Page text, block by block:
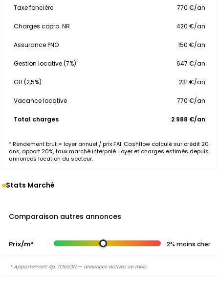
Taxe foncière 770 €/an
Charges copro. NR 420 €/an
Assurance PNO 150 €/an
Gestion locative (7%) 647 €/an
GLI (2,5%) 231 €/an
Vacance locative 770 €/an
Total charges 2 988 €/an
* Rendement brut = loyer annuel / prix FAI. Cashflow calculé sur crédit 20
ans, apport 20%, taux marché interpolé. Loyer et charges estimés depuis
annonces location du secteur.
Stats Marché
Comparaison autres annonces
Prix/m² 2% moins cher
* Appartement 4p, TOULON — annonces actives ce mois